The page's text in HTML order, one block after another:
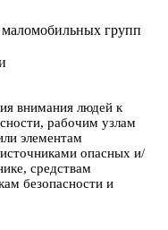
групп
внимания людей к
рабочим узлам
элементам
опасных и/
средствам
безопасности и